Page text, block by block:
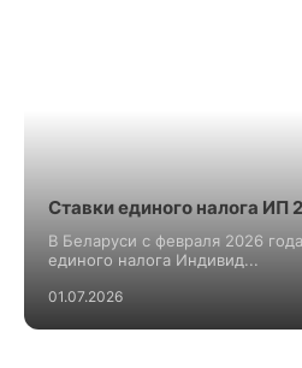
Ставки единого налога ИП
В Беларуси с февраля 2026
единого налога Индивид...
01.07.2026